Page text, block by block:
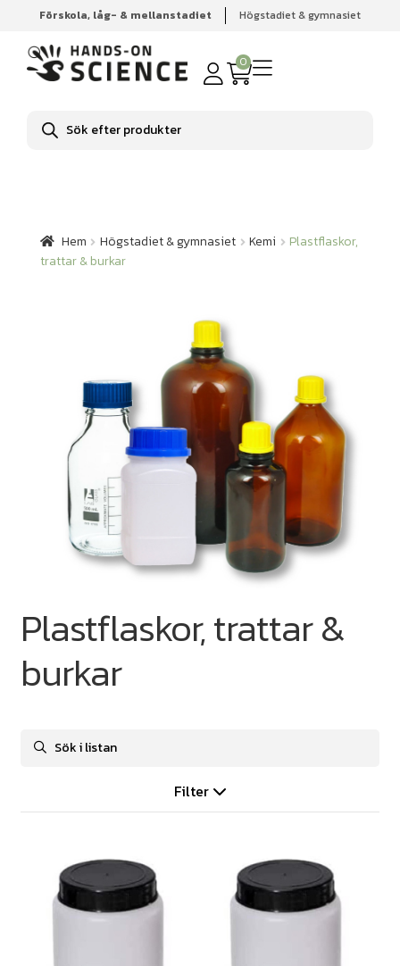
Förskola, låg- & mellanstadiet Högstadiet & gymnasiet
0
Produktsökning
Hem Högstadiet & gymnasiet Kemi
Plastflaskor, trattar
& burkar
Hem Högstadiet & gymnasiet Kemi
Plastflaskor,
trattar & burkar
Plastflaskor, trattar &
burkar
Filter